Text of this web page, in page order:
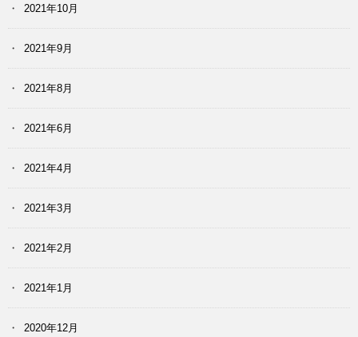
2021年10月
2021年9月
2021年8月
2021年6月
2021年4月
2021年3月
2021年2月
2021年1月
2020年12月